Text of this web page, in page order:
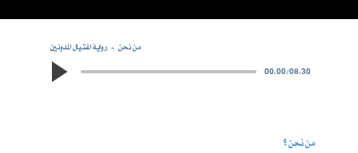
رواية اغتيال المدونين
من نحن
00:00/08:30
من نحن ؟